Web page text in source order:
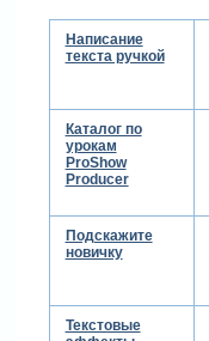
Написание
текста ручкой
Каталог по
урокам
ProShow
Producer
Подскажите
новичку
Текстовые